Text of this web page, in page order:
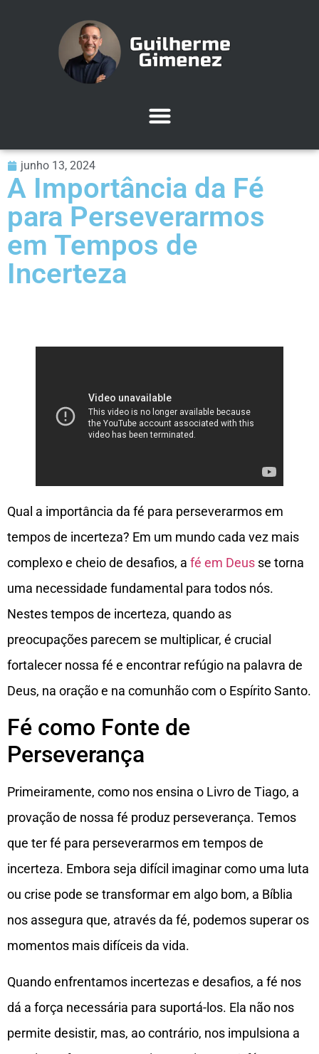
junho 13, 2024
A Importância da Fé
para Perseverarmos
em Tempos de
Incerteza
Qual a importância da fé para perseverarmos em
tempos de incerteza? Em um mundo cada vez mais
complexo e cheio de desafios, a fé em Deus se torna
uma necessidade fundamental para todos nós.
Nestes tempos de incerteza, quando as
preocupações parecem se multiplicar, é crucial
fortalecer nossa fé e encontrar refúgio na palavra de
Deus, na oração e na comunhão com o Espírito Santo.
Fé como Fonte de
Perseverança
Primeiramente, como nos ensina o Livro de Tiago, a
provação de nossa fé produz perseverança. Temos
que ter fé para perseverarmos em tempos de
incerteza. Embora seja difícil imaginar como uma luta
ou crise pode se transformar em algo bom, a Bíblia
nos assegura que, através da fé, podemos superar os
momentos mais difíceis da vida.
Quando enfrentamos incertezas e desafios, a fé nos
dá a força necessária para suportá-los. Ela não nos
permite desistir, mas, ao contrário, nos impulsiona a